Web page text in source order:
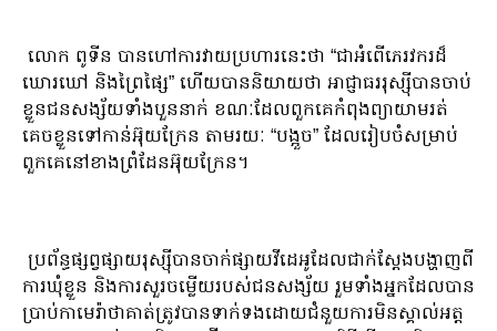
លោក ពូទីន បានហៅការវាយប្រហារនេះថា “ជាអំពើភេរវករដ៏
ឃោរឃៅ និងព្រៃផ្សៃ” ហើយបាននិយាយថា អាជ្ញាធររុស្ស៊ីបានចាប់
ខ្លួនជនសង្ស័យទាំងបួននាក់ ខណៈដែលពួកគេកំពុងព្យាយាមរត់
គេចខ្លួនទៅកាន់អ៊ុយក្រែន តាមរយៈ “បង្អួច” ដែលរៀបចំសម្រាប់
ពួកគេនៅខាងព្រំដែនអ៊ុយក្រែន។
ប្រព័ន្ធផ្សព្វផ្សាយរុស្ស៊ីបានចាក់ផ្សាយវីដេអូដែលជាក់ស្តែងបង្ហាញពី
ការឃុំខ្លួន និងការសួរចម្លើយរបស់ជនសង្ស័យ រួមទាំងអ្នកដែលបាន
ប្រាប់កាមេរ៉ាថាគាត់ត្រូវបានទាក់ទងដោយជំនួយការមិនស្គាល់អត្ត